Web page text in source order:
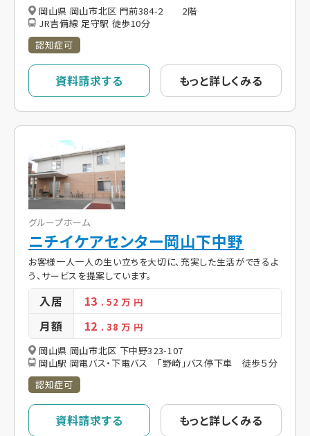
岡山県 岡山市北区 門前384-2 2階
JR吉備線 足守駅 徒歩10分
認知症可
資料請求する もっと詳しくみる
グループホーム
ニチイケアセンター岡山下中野
お客様一人一人の生い立ちを大切に、充実した生活ができるよ
う、サービスを提案しています。
入居 13 . 52万 円
月額 12 . 38万 円
岡山県 岡山市北区 下中野323-107
岡山駅 岡電バス・下電バス 「野崎」バス停下車 徒歩５分
認知症可
資料請求する もっと詳しくみる